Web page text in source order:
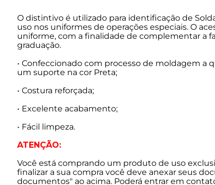
O distintivo é utilizado para identificação de
uso nos uniformes de operações especiais. O
uniforme, com a finalidade de complementar a
graduação.
• Confeccionado com processo de moldagem a
um suporte na cor Preta;
• Costura reforçada;
• Excelente acabamento;
• Fácil limpeza.
ATENÇÃO:
Você está comprando um produto de uso
finalizar a sua compra você deve anexar seus
documentos" ao acima. Poderá entrar em